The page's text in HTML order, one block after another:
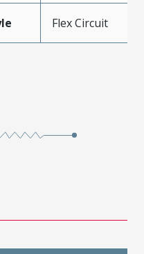
Flex Circuit